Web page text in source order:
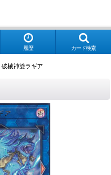
履歴 カード検索
破械神雙ラギア